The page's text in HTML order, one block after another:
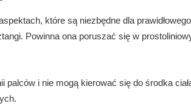
które są niezbędne dla prawidłowego
Powinna ona poruszać się w
i nie mogą kierować się do środka